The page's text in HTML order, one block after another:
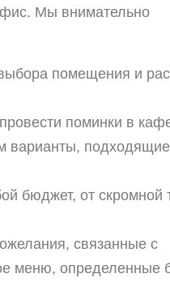
Мы внимательно
помещения и
поминки в
варианты,
бюджет, от скромной
связанные с
меню, определенные